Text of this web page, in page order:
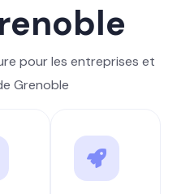
pour les entreprises et
Grenoble